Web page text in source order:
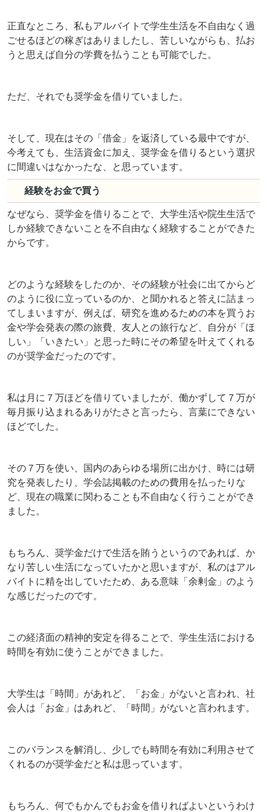
正直なところ、私もアルバイトで学生生活を不自由なく過
ごせるほどの稼ぎはありましたし、苦しいながらも、払お
うと思えば自分の学費を払うことも可能でした。
ただ、それでも奨学金を借りていました。
そして、現在はその「借金」を返済している最中ですが、
今考えても、生活資金に加え、奨学金を借りるという選択
に間違いはなかったな、と思っています。
経験をお金で買う
なぜなら、奨学金を借りることで、大学生活や院生生活で
しか経験できないことを不自由なく経験することができた
からです。
どのような経験をしたのか、その経験が社会に出てからど
のように役に立っているのか、と聞かれると答えに詰まっ
てしまいますが、例えば、研究を進めるための本を買うお
金や学会発表の際の旅費、友人との旅行など、自分が「ほ
しい」「いきたい」と思った時にその希望を叶えてくれる
のが奨学金だったのです。
私は月に７万ほどを借りていましたが、働かずして７万が
毎月振り込まれるありがたさと言ったら、言葉にできない
ほどでした。
その７万を使い、国内のあらゆる場所に出かけ、時には研
究を発表したり、学会誌掲載のための費用を払ったりな
ど、現在の職業に関わることも不自由なく行うことができ
ました。
もちろん、奨学金だけで生活を賄うというのであれば、か
なり苦しい生活になっていたかと思いますが、私のはアル
バイトに精を出していたため、ある意味「余剰金」のよう
な感じだったのです。
この経済面の精神的安定を得ることで、学生生活における
時間を有効に使うことができました。
大学生は「時間」があれど、「お金」がないと言われ、社
会人は「お金」はあれど、「時間」がないと言われます。
このバランスを解消し、少しでも時間を有効に利用させて
くれるのが奨学金だと私は思っています。
もちろん、何でもかんでもお金を借りればよいというわけ